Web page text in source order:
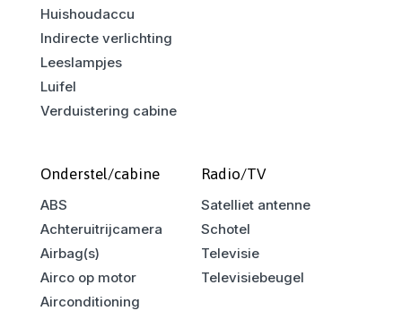
Huishoudaccu
Indirecte verlichting
Leeslampjes
Luifel
Verduistering cabine
Onderstel/cabine
ABS
Achteruitrijcamera
Airbag(s)
Airco op motor
Airconditioning
Radio/TV
Satelliet antenne
Schotel
Televisie
Televisiebeugel